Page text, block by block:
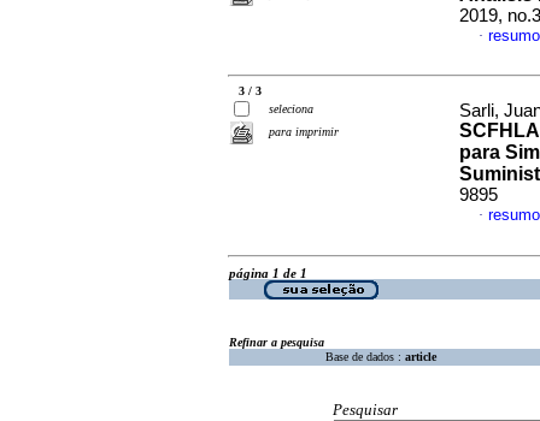
2019,
·
3 / 3
seleciona
para imprimir
Sarli,
SCFHLA
para
9895
·
página 1 de 1
Refinar a pesquisa
Base de dados : article
Pesquisar